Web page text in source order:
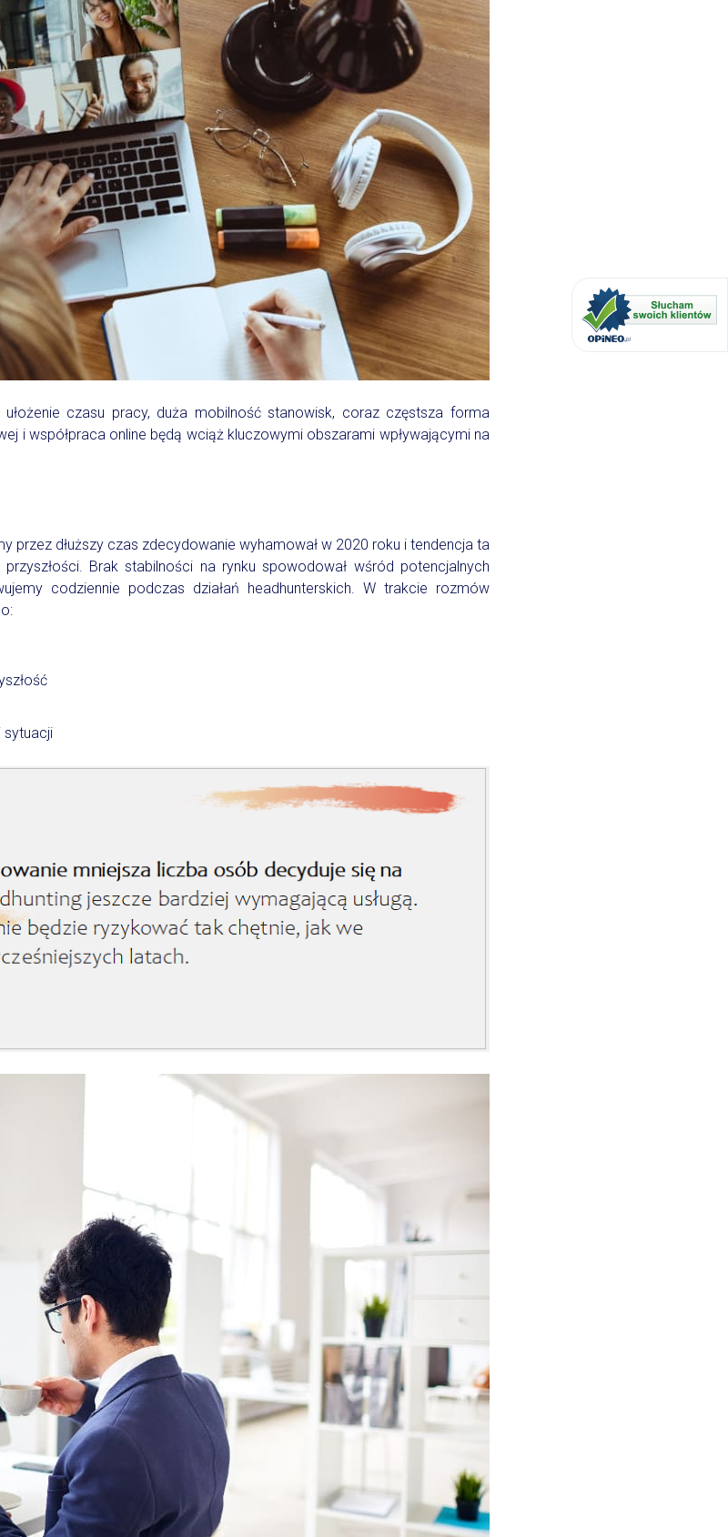
czasu pracy, duża mobilność stanowisk, coraz częstsza forma
i współpraca online będą wciąż kluczowymi obszarami wpływającymi na
przez dłuższy czas zdecydowanie wyhamował w 2020 roku i tendencja ta
Brak stabilności na rynku spowodował wśród potencjalnych
codziennie podczas działań headhunterskich. W trakcie rozmów
sytuacji